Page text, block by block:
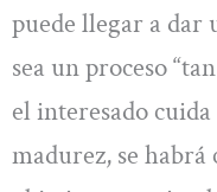
puede llegar a dar
sea un proceso
el interesado
madurez, se